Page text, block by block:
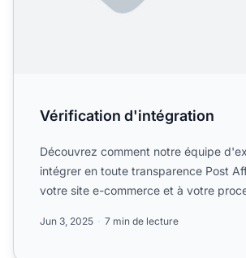
Vérification d'intégration
Découvrez comment notre équipe
intégrer en toute transparence Post
votre site e-commerce et à votre
Jun 3, 2025 7 min de lecture